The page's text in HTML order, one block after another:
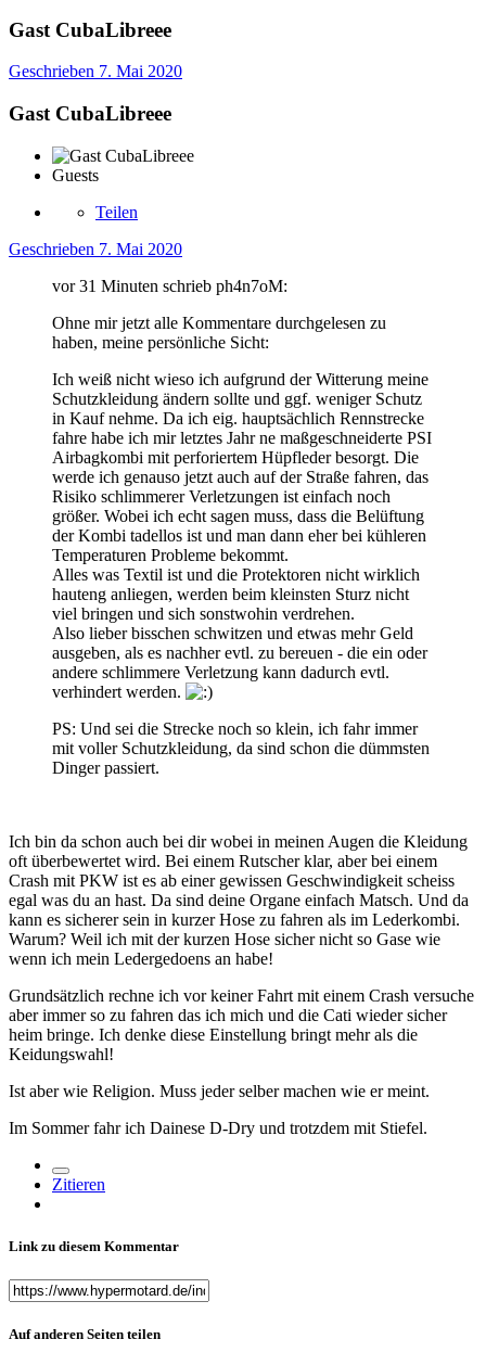
Gast CubaLibreee
Geschrieben 7. Mai 2020
Gast CubaLibreee
Guests
Teilen
Geschrieben 7. Mai 2020
vor 31 Minuten schrieb ph4n7oM:
Ohne mir jetzt alle Kommentare durchgelesen zu
haben, meine persönliche Sicht:
Ich weiß nicht wieso ich aufgrund der Witterung meine
Schutzkleidung ändern sollte und ggf. weniger Schutz
in Kauf nehme. Da ich eig. hauptsächlich Rennstrecke
fahre habe ich mir letztes Jahr ne maßgeschneiderte PSI
Airbagkombi mit perforiertem Hüpfleder besorgt. Die
werde ich genauso jetzt auch auf der Straße fahren, das
Risiko schlimmerer Verletzungen ist einfach noch
größer. Wobei ich echt sagen muss, dass die Belüftung
der Kombi tadellos ist und man dann eher bei kühleren
Temperaturen Probleme bekommt.
Alles was Textil ist und die Protektoren nicht wirklich
hauteng anliegen, werden beim kleinsten Sturz nicht
viel bringen und sich sonstwohin verdrehen.
Also lieber bisschen schwitzen und etwas mehr Geld
ausgeben, als es nachher evtl. zu bereuen - die ein oder
andere schlimmere Verletzung kann dadurch evtl.
verhindert werden.
PS: Und sei die Strecke noch so klein, ich fahr immer
mit voller Schutzkleidung, da sind schon die dümmsten
Dinger passiert.
Ich bin da schon auch bei dir wobei in meinen Augen die Kleidung
oft überbewertet wird. Bei einem Rutscher klar, aber bei einem
Crash mit PKW ist es ab einer gewissen Geschwindigkeit scheiss
egal was du an hast. Da sind deine Organe einfach Matsch. Und da
kann es sicherer sein in kurzer Hose zu fahren als im Lederkombi.
Warum? Weil ich mit der kurzen Hose sicher nicht so Gase wie
wenn ich mein Ledergedoens an habe!
Grundsätzlich rechne ich vor keiner Fahrt mit einem Crash versuche
aber immer so zu fahren das ich mich und die Cati wieder sicher
heim bringe. Ich denke diese Einstellung bringt mehr als die
Keidungswahl!
Ist aber wie Religion. Muss jeder selber machen wie er meint.
Im Sommer fahr ich Dainese D-Dry und trotzdem mit Stiefel.
Zitieren
Link zu diesem Kommentar
Auf anderen Seiten teilen